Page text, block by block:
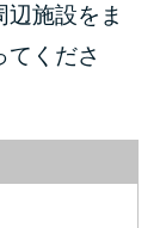
施設をま
てくださ